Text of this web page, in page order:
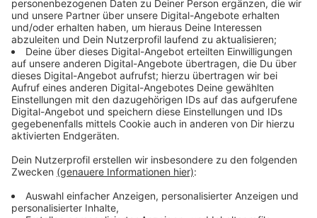
Damit alles sicher über die Bühne geht hat der
Veranstalter die Sicherheitsvorkehrungen angepasst:
Das Gelände wird nachts überwacht und die
Zufahrtsstraßen werden abgesperrt. Der Eintritt zum
Street Life Festival ist frei.
Anzeige
Weitere Meldungen aus Leverkusen
Anzeige